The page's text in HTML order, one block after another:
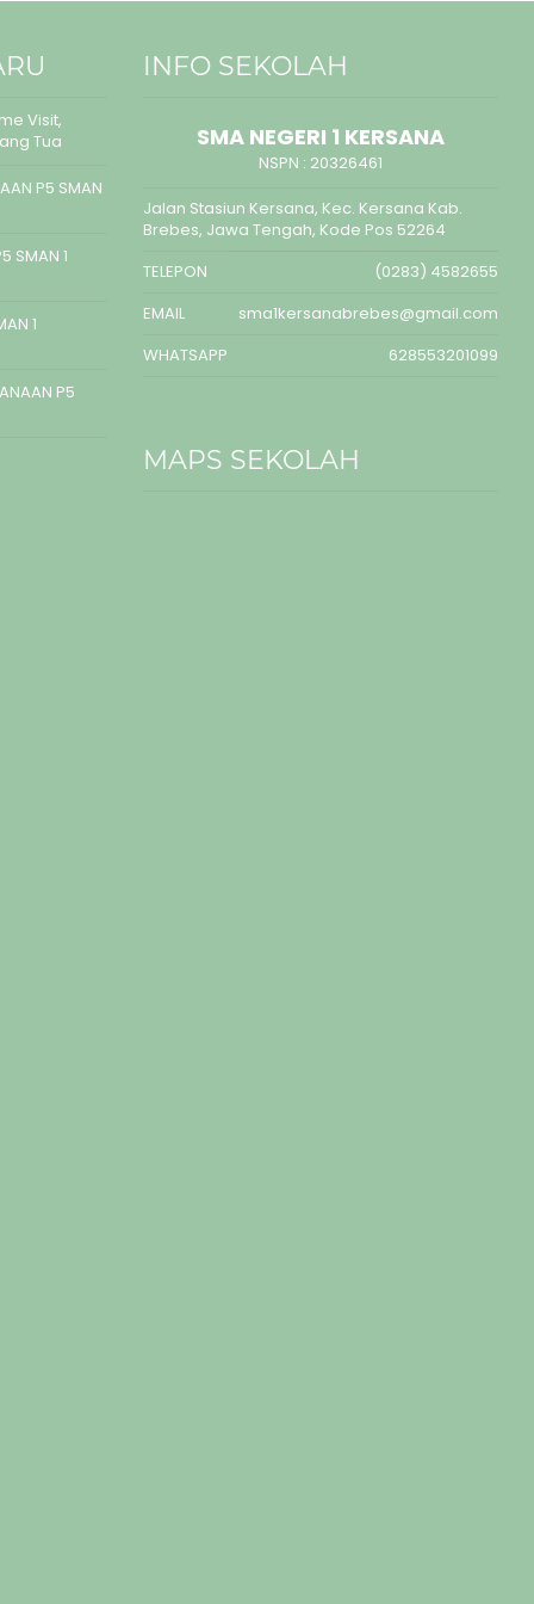
Visit,
Tua
P5 SMAN
SMAN 1
1
P5
INFO SEKOLAH
SMA NEGERI 1 KERSANA
NSPN : 20326461
Jalan Stasiun Kersana, Kec. Kersana Kab.
Brebes, Jawa Tengah, Kode Pos 52264
TELEPON
(0283) 4582655
EMAIL
sma1kersanabrebes@gmail.com
WHATSAPP
628553201099
MAPS SEKOLAH